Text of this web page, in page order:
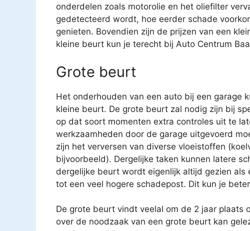
onderdelen zoals motorolie en het oliefilter
gedetecteerd wordt, hoe eerder schade
genieten. Bovendien zijn de prijzen van een
kleine beurt kun je terecht bij Auto Centrum
Grote beurt
Het onderhouden van een auto bij een garage
kleine beurt. De grote beurt zal nodig zijn bij
op dat soort momenten extra controles uit te
werkzaamheden door de garage uitgevoerd
zijn het verversen van diverse vloeistoffen
bijvoorbeeld). Dergelijke taken kunnen latere
dergelijke beurt wordt eigenlijk altijd gezien
tot een veel hogere schadepost. Dit kun je
De grote beurt vindt veelal om de 2 jaar
over de noodzaak van een grote beurt kan